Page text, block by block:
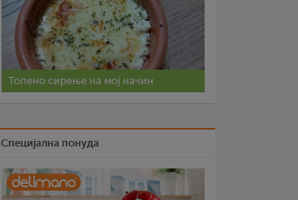
Топено сирење на мој начин
Специјална понуда